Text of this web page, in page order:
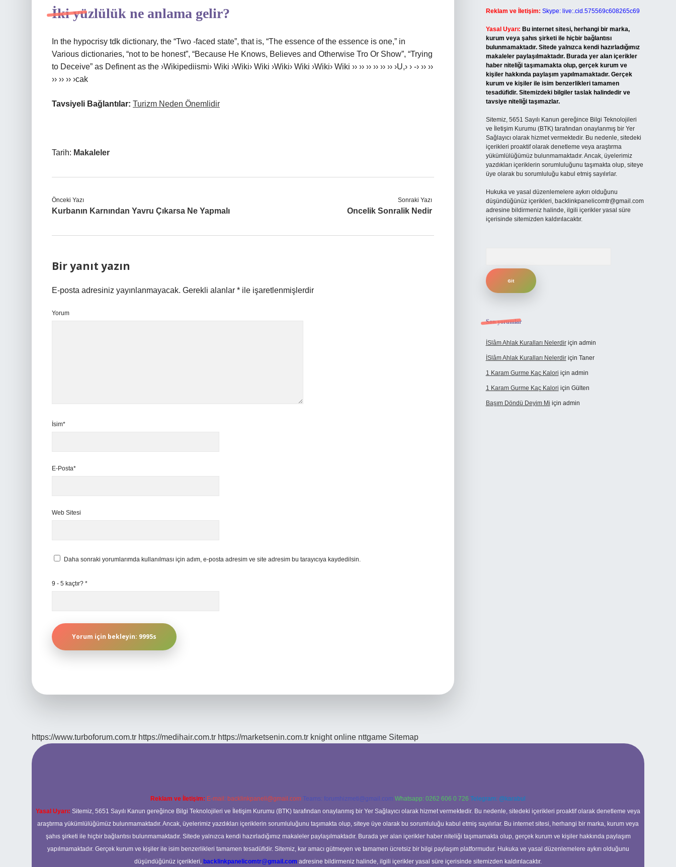
İki yüzlülük ne anlama gelir?
In the hypocrisy tdk dictionary, the “Two -faced state”, that is, “The essence of the essence is one,” in
Various dictionaries, “not to be honest”, “Because He Knows, Believes and Otherwise Tro Or Show”, “Trying
to Deceive” as Definent as the ›Wikipediismi› Wiki ›Wiki› Wiki ›Wiki› Wiki ›Wiki› Wiki ›› ›› ›› ›› ›› ›› ›U,› › -› ›› ››
›› ›› ›› ›cak
Tavsiyeli Bağlantılar: Turizm Neden Önemlidir
Tarih: Makaleler
Önceki Yazı
Kurbanın Karnından Yavru Çıkarsa Ne Yapmalı
Sonraki Yazı
Oncelik Sonralik Nedir
Bir yanıt yazın
E-posta adresiniz yayınlanmayacak. Gerekli alanlar * ile işaretlenmişlerdir
Yorum
İsim*
E-Posta*
Web Sitesi
Daha sonraki yorumlarımda kullanılması için adım, e-posta adresim ve site adresim bu tarayıcıya kaydedilsin.
9 - 5 kaçtır? *
https://www.turboforum.com.tr https://medihair.com.tr https://marketsenin.com.tr knight online nttgame Sitemap
Reklam ve İletişim: Skype: live:.cid.575569c608265c69
Yasal Uyarı: Bu internet sitesi, herhangi bir marka,
kurum veya şahıs şirketi ile hiçbir bağlantısı
bulunmamaktadır. Sitede yalnızca kendi hazırladığımız
makaleler paylaşılmaktadır. Burada yer alan içerikler
haber niteliği taşımamakta olup, gerçek kurum ve
kişiler hakkında paylaşım yapılmamaktadır. Gerçek
kurum ve kişiler ile isim benzerlikleri tamamen
tesadüfidir. Sitemizdeki bilgiler taslak halindedir ve
tavsiye niteliği taşımazlar.
Sitemiz, 5651 Sayılı Kanun gereğince Bilgi Teknolojileri
ve İletişim Kurumu (BTK) tarafından onaylanmış bir Yer
Sağlayıcı olarak hizmet vermektedir. Bu nedenle, sitedeki
içerikleri proaktif olarak denetleme veya araştırma
yükümlülüğümüz bulunmamaktadır. Ancak, üyelerimiz
yazdıkları içeriklerin sorumluluğunu taşımakta olup, siteye
üye olarak bu sorumluluğu kabul etmiş sayılırlar.
Hukuka ve yasal düzenlemelere aykırı olduğunu
düşündüğünüz içerikleri, backlinkpanelicomtr@gmail.com
adresine bildirmeniz halinde, ilgili içerikler yasal süre
içerisinde sitemizden kaldırılacaktır.
Son yorumlar
İSlâm Ahlak Kuralları Nelerdiriçin admin
İSlâm Ahlak Kuralları Nelerdiriçin Taner
1 Karam Gurme Kaç Kalori için admin
1 Karam Gurme Kaç Kalori için Gülten
Başım Döndü Deyim Mi için admin
Reklam ve İletişim: E-mail: backlinkpaneli@gmail.com Teams: forumhizmeti@gmail.com Whatsapp: 0262 606 0 726 Telegram: @karabul
Yasal Uyarı: Sitemiz, 5651 Sayılı Kanun gereğince Bilgi Teknolojileri ve İletişim Kurumu (BTK) tarafından onaylanmış bir Yer Sağlayıcı olarak hizmet vermektedir. Bu nedenle, sitedeki içerikleri proaktif olarak denetleme veya
araştırma yükümlülüğümüz bulunmamaktadır. Ancak, üyelerimiz yazdıkları içeriklerin sorumluluğunu taşımakta olup, siteye üye olarak bu sorumluluğu kabul etmiş sayılırlar. Bu internet sitesi, herhangi bir marka, kurum veya
şahıs şirketi ile hiçbir bağlantısı bulunmamaktadır. Sitede yalnızca kendi hazırladığımız makaleler paylaşılmaktadır. Burada yer alan içerikler haber niteliği taşımamakta olup, gerçek kurum ve kişiler hakkında paylaşım
yapılmamaktadır. Gerçek kurum ve kişiler ile isim benzerlikleri tamamen tesadüfidir. Sitemiz, kar amacı gütmeyen ve tamamen ücretsiz bir bilgi paylaşım platformudur. Hukuka ve yasal düzenlemelere aykırı olduğunu
düşündüğünüz içerikleri, backlinkpanelicomtr@gmail.com adresine bildirmeniz halinde, ilgili içerikler yasal süre içerisinde sitemizden kaldırılacaktır.